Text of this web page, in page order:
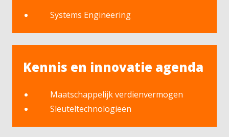
Systems Engineering
Kennis en innovatie agenda
Maatschappelijk verdienvermogen
Sleuteltechnologieën